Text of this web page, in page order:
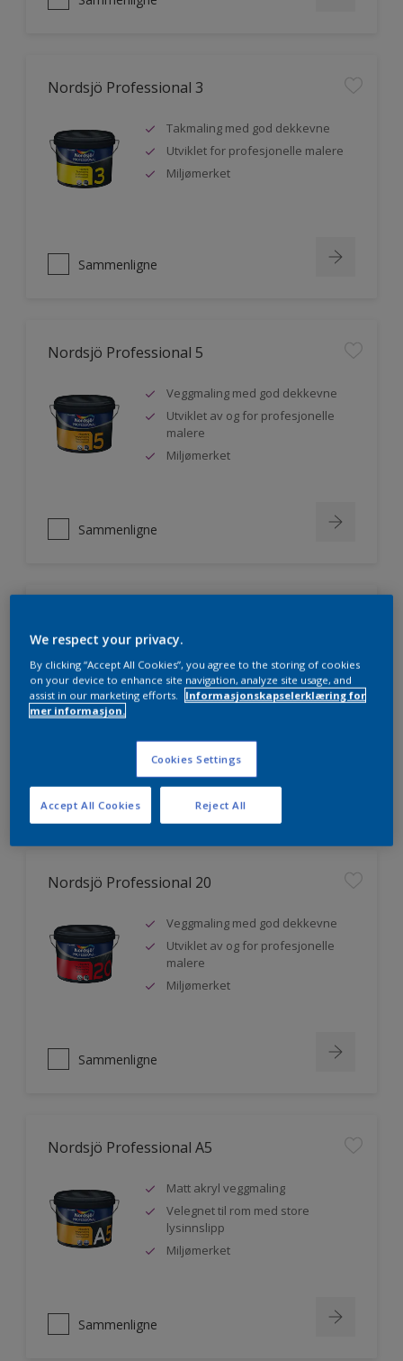
Nordsjö Professional 3
Takmaling med god dekkevne
Utviklet for profesjonelle malere
Miljømerket
Sammenligne
Nordsjö Professional 5
Veggmaling med god dekkevne
Utviklet av og for profesjonelle
malere
Miljømerket
Sammenligne
Utmerket dekkevne
Lett å påføre og fordele
Jevnere og finere finish, også i
Nordsjö Professional 20
Veggmaling med god dekkevne
Utviklet av og for profesjonelle
malere
Miljømerket
Sammenligne
Nordsjö Professional A5
Matt akryl veggmaling
Velegnet til rom med store
lysinnslipp
Miljømerket
Sammenligne
We respect your privacy.
By clicking “Accept All Cookies”, you agree to the storing of cookies
on your device to enhance site navigation, analyze site usage, and
assist in our marketing efforts.
Informasjonskapselerklæring for
mer informasjon.
Cookies Settings
Reject All
Accept All Cookies